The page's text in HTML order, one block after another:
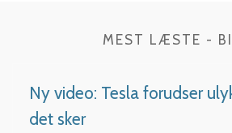
MEST LÆSTE -
Ny video: Tesla forudser
det sker